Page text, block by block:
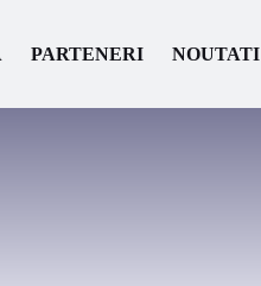
PARTENERI NOUTATI